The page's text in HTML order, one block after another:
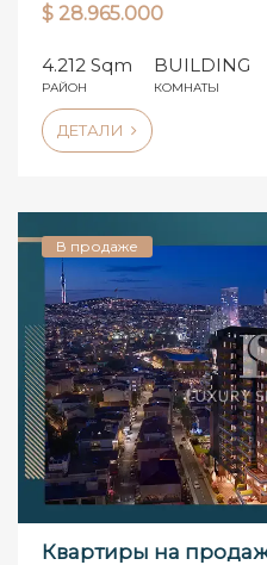
$ 28.965.000
4.212 Sqm
РАЙОН
BUILDING
КОМНАТЫ
ДЕТАЛИ
В продаже
Квартиры на